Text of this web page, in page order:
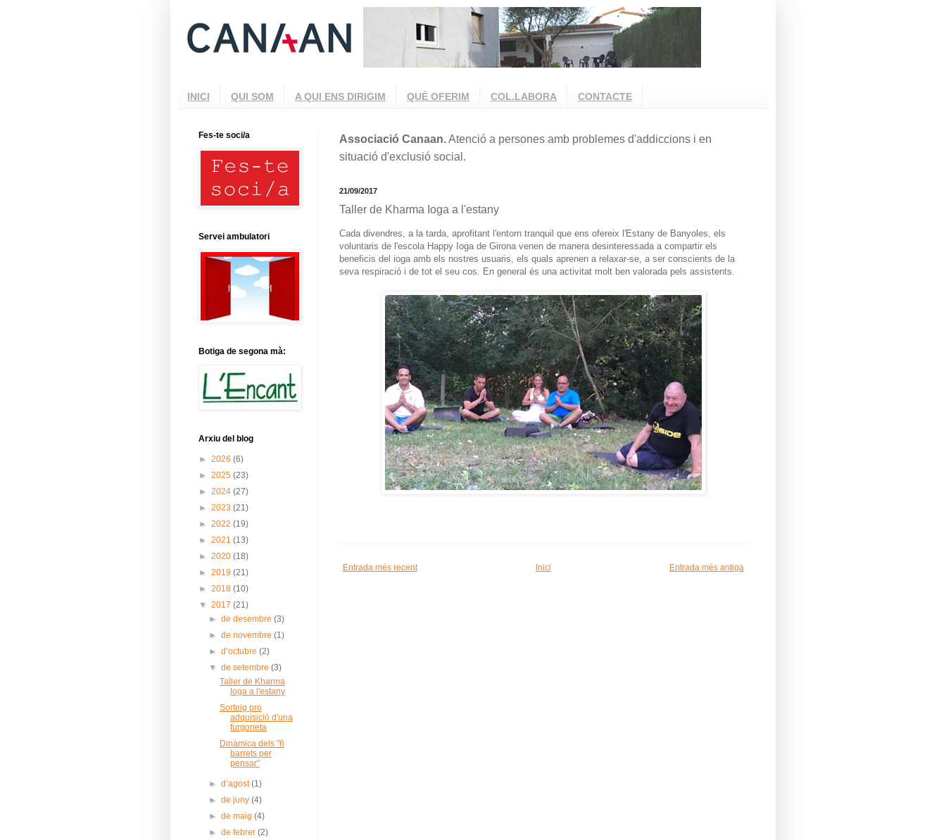
INICI QUI SOM A QUI ENS DIRIGIM QUÈ OFERIM COL.LABORA CONTACTE
Associació Canaan.Atenció a persones amb problemes d'addiccions i en
situació d'exclusió social.
21/09/2017
Taller de Kharma Ioga a l'estany
Cada divendres, a la tarda, aprofitant l'entorn tranquil que ens ofereix l'Estany de Banyoles, els
voluntaris de l'escola Happy Ioga de Girona venen de manera desinteressada a compartir els
beneficis del ioga amb els nostres usuaris, els quals aprenen a relaxar-se, a ser conscients de la
seva respiració i de tot el seu cos. En general és una activitat molt ben valorada pels assistents.
Entrada més recent Entrada més antiga
Inici
Fes-te soci/a
Servei ambulatori
Botiga de segona mà:
Arxiu del blog
► 2026 (6)
► 2025 (23)
► 2024 (27)
► 2023 (21)
► 2022 (19)
► 2021 (13)
► 2020 (18)
► 2019 (21)
► 2018 (10)
▼ 2017 (21)
►de desembre(3)
►de novembre(1)
►d’octubre(2)
▼de setembre(3)
Taller de Kharma
Ioga a l'estany
Sorteig pro
adquisició d'una
furgoneta
Dinàmica dels "6
barrets per
pensar"
►d’agost(1)
►de juny(4)
►de maig(4)
►de febrer(2)